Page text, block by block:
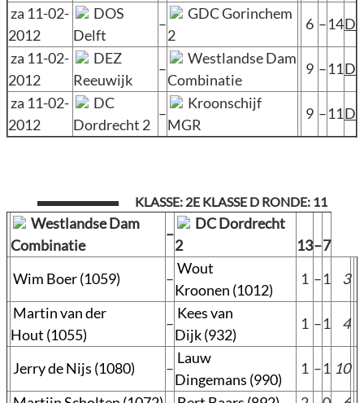
za 11-02-
2012
DOS
Delft
–
GDC Gorinchem
2
6 –14D
za 11-02-
2012
DEZ
Reeuwijk
–
Westlandse Dam
Combinatie
9 –11D
za 11-02-
2012
DC
Dordrecht 2
–
Kroonschijf
MGR
9 –11D
KLASSE: 2E KLASSE D RONDE: 11
Westlandse Dam
Combinatie
–
DC Dordrecht
2
13–7
Wim Boer (1059)
–
Wout
Kroonen (1012)
1 –1
3
Martin van der
Hout (1055)
–
Kees van
Dijk (932)
1 –1 4
Jerry de Nijs (1080) –
Lauw
Dingemans (990)
1 –1 10